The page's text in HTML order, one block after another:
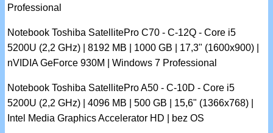
Professional
Notebook Toshiba SatellitePro C70 - C-12Q - Core i5
5200U (2,2 GHz) | 8192 MB | 1000 GB | 17,3" (1600x900) |
nVIDIA GeForce 930M | Windows 7 Professional
Notebook Toshiba SatellitePro A50 - C-10D - Core i5
5200U (2,2 GHz) | 4096 MB | 500 GB | 15,6" (1366x768) |
Intel Media Graphics Accelerator HD | bez OS